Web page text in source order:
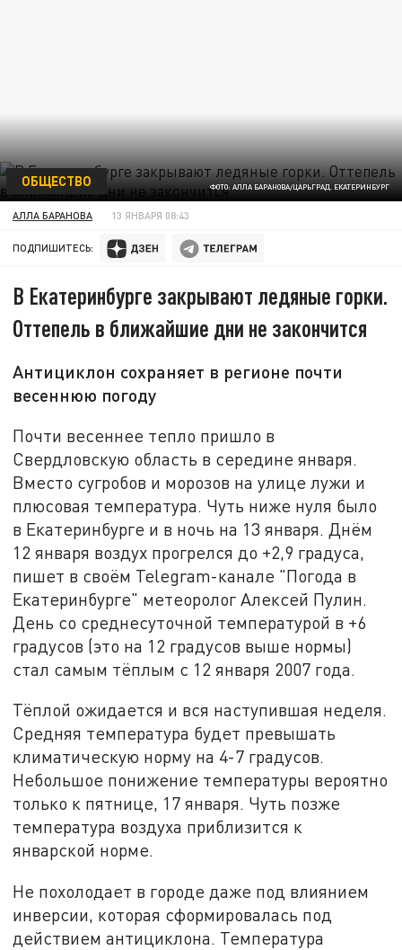
ФОТО: АЛЛА БАРАНОВА/ЦАРЬГРАД. ЕКАТЕРИНБУРГ
ОБЩЕСТВО
АЛЛА БАРАНОВА 13 ЯНВАРЯ 08:43
ПОДПИШИТЕСЬ:
В Екатеринбурге закрывают ледяные горки.
Оттепель в ближайшие дни не закончится
Антициклон сохраняет в регионе почти
весеннюю погоду
Почти весеннее тепло пришло в
Свердловскую область в середине января.
Вместо сугробов и морозов на улице лужи и
плюсовая температура. Чуть ниже нуля было
в Екатеринбурге и в ночь на 13 января. Днём
12 января воздух прогрелся до +2,9 градуса,
пишет в своём Telegram-канале "Погода в
Екатеринбурге" метеоролог Алексей Пулин.
День со среднесуточной температурой в +6
градусов (это на 12 градусов выше нормы)
стал самым тёплым с 12 января 2007 года.
Тёплой ожидается и вся наступившая неделя.
Средняя температура будет превышать
климатическую норму на 4-7 градусов.
Небольшое понижение температуры вероятно
только к пятнице, 17 января. Чуть позже
температура воздуха приблизится к
январской норме.
Не похолодает в городе даже под влиянием
инверсии, которая сформировалась под
действием антициклона. Температура